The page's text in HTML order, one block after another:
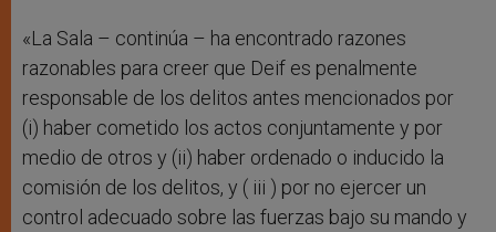
«La Sala – continúa – ha encontrado razones
razonables para creer que Deif es penalmente
responsable de los delitos antes mencionados por
(i) haber cometido los actos conjuntamente y por
medio de otros y (ii) haber ordenado o inducido la
comisión de los delitos, y ( iii ) por no ejercer un
control adecuado sobre las fuerzas bajo su mando y